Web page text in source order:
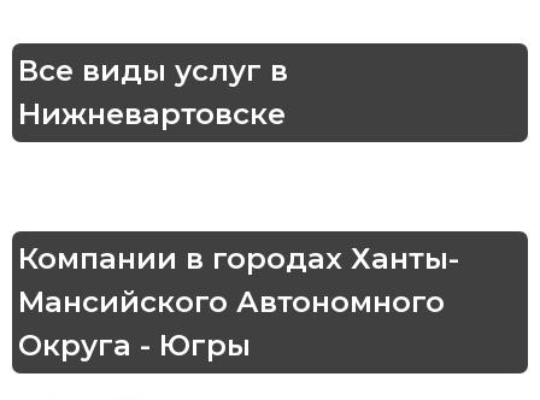
Все виды услуг в
Нижневартовске
Компании в городах Ханты-
Мансийского Автономного
Округа - Югры